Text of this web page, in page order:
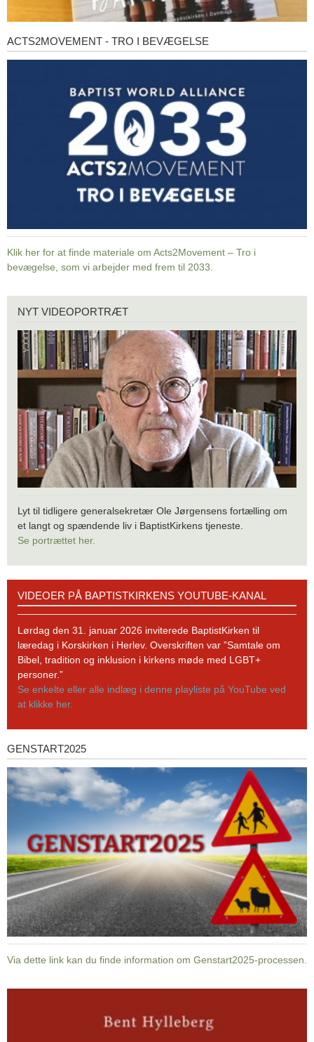
Acts2Movement
-
ACTS2MOVEMENT - TRO I BEVÆGELSE
Klik her for at finde materiale om Acts2Movement – Tro i
bevægelse, som vi arbejder med frem til 2033.
videoportræt
NYT VIDEOPORTRÆT
Lyt til tidligere generalsekretær Ole Jørgensens fortælling om
et langt og spændende liv i BaptistKirkens tjeneste.
Se portrættet her.
BaptistKirkens
YouTube-
kanal
VIDEOER PÅ BAPTISTKIRKENS YOUTUBE-KANAL
Lørdag den 31. januar 2026 inviterede BaptistKirken til
læredag i Korskirken i Herlev. Overskriften var ”Samtale om
Bibel, tradition og inklusion i kirkens møde med LGBT+
personer.”
Se enkelte eller alle indlæg i denne playliste på YouTube ved
at klikke her.
Genstart2025
GENSTART2025
Via dette link kan du finde information om Genstart2025-processen.